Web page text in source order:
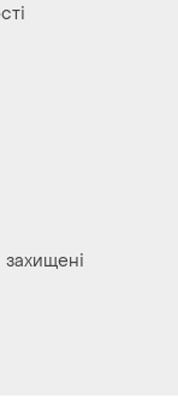
захищені